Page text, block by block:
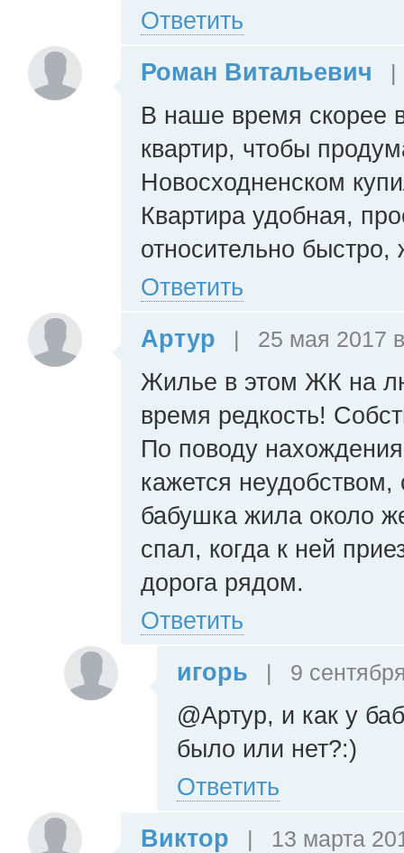
Ответить
Роман Витальевич
|
В наше время скорее
квартир, чтобы
Новосходненском
Квартира удобная,
относительно
Ответить
Артур
| 25 мая 2017
Жилье в этом ЖК на
время редкость!
По поводу
кажется
бабушка жила около
спал, когда к ней
дорога рядом.
Ответить
игорь
| 9
@Артур, и как у
было или нет?:)
Ответить
Виктор
| 13 марта